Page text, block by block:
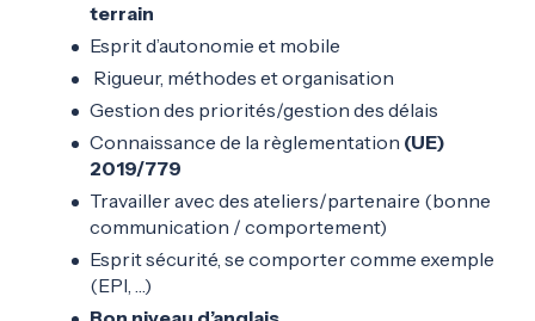
terrain
Esprit d’autonomie et mobile
Rigueur, méthodes et organisation
Gestion des priorités/gestion des délais
Connaissance de la règlementation (UE)
2019/779
Travailler avec des ateliers/partenaire (bonne
communication / comportement)
Esprit sécurité, se comporter comme exemple
(EPI, …)